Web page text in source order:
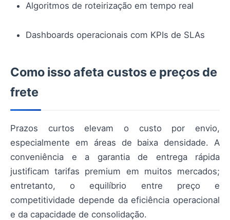
Algoritmos de roteirização em tempo real
Dashboards operacionais com KPIs de SLAs
Como isso afeta custos e preços de
frete
Prazos curtos elevam o custo por envio,
especialmente em áreas de baixa densidade. A
conveniência e a garantia de entrega rápida
justificam tarifas premium em muitos mercados;
entretanto, o equilíbrio entre preço e
competitividade depende da eficiência operacional
e da capacidade de consolidação.